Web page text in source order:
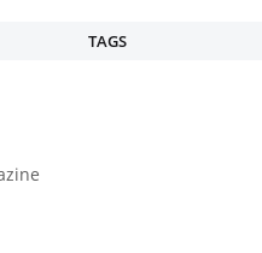
TAGS